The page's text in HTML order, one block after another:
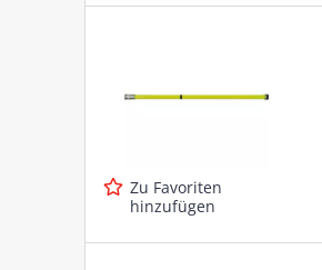
Zu Favoriten
hinzufügen